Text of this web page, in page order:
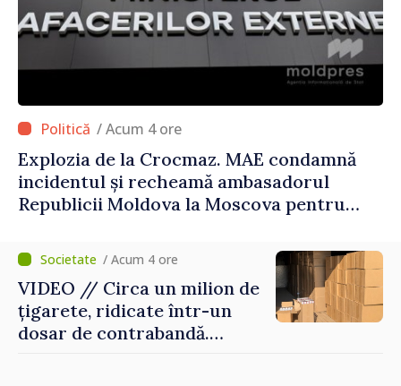
/ Acum 4 ore
Explozia de la Crocmaz. MAE condamnă
incidentul și recheamă ambasadorul
Republicii Moldova la Moscova pentru
/ Acum 4 ore
VIDEO // Circa un milion de
țigarete, ridicate într-un
dosar de contrabandă.